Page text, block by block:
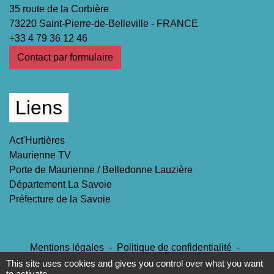
35 route de la Corbière
73220 Saint-Pierre-de-Belleville - FRANCE
+33 4 79 36 12 46
Contact par formulaire
Liens
Act'Hurtières
Maurienne TV
Porte de Maurienne / Belledonne Lauzière
Département La Savoie
Préfecture de la Savoie
Mentions légales - Politique de confidentialité -
Accessibilité - Plan du site - Gestion des cookies
This site uses cookies and gives you control over what you want